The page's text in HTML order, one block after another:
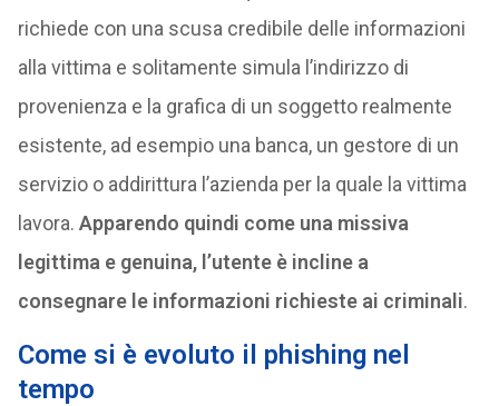
richiede con una scusa credibile delle informazioni
alla vittima e solitamente simula l’indirizzo di
provenienza e la grafica di un soggetto realmente
esistente, ad esempio una banca, un gestore di un
servizio o addirittura l’azienda per la quale la vittima
lavora. Apparendo quindi come una missiva
legittima e genuina, l’utente è incline a
consegnare le informazioni richieste ai criminali.
Come si è evoluto il phishing nel
tempo